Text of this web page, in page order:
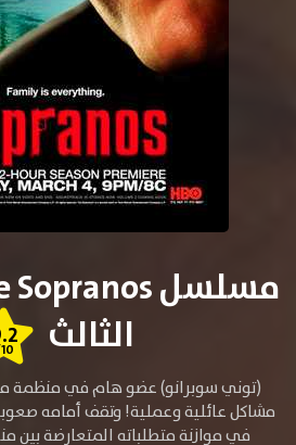
الثالث
(توني سوبرانو) عضو هام في منظمة
مشاكل عائلية وعملية! وتقف أمامه
في موازنة متطلباته المتعارضة بين